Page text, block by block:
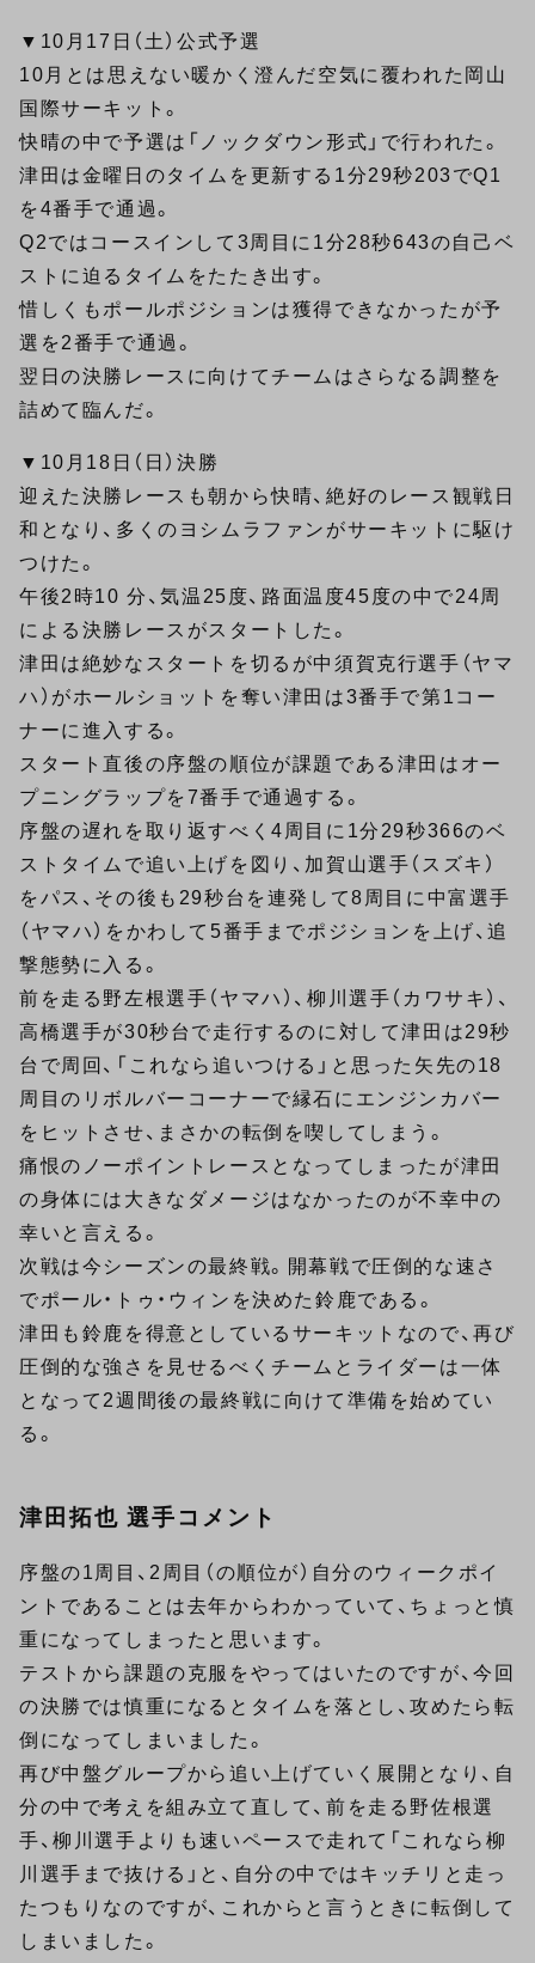
▼10月17日（土）公式予選
10月とは思えない暖かく澄んだ空気に覆われた岡山
国際サーキット。
快晴の中で予選は「ノックダウン形式」で行われた。
津田は金曜日のタイムを更新する1分29秒203でQ1
を4番手で通過。
Q2ではコースインして3周目に1分28秒643の自己ベ
ストに迫るタイムをたたき出す。
惜しくもポールポジションは獲得できなかったが予
選を2番手で通過。
翌日の決勝レースに向けてチームはさらなる調整を
詰めて臨んだ。
▼10月18日（日）決勝
迎えた決勝レースも朝から快晴、絶好のレース観戦日
和となり、多くのヨシムラファンがサーキットに駆け
つけた。
午後2時10 分、気温25度、路面温度45度の中で24周
による決勝レースがスタートした。
津田は絶妙なスタートを切るが中須賀克行選手（ヤマ
ハ）がホールショットを奪い津田は3番手で第1コー
ナーに進入する。
スタート直後の序盤の順位が課題である津田はオー
プニングラップを7番手で通過する。
序盤の遅れを取り返すべく4周目に1分29秒366のベ
ストタイムで追い上げを図り、加賀山選手（スズキ）
をパス、その後も29秒台を連発して8周目に中富選手
（ヤマハ）をかわして5番手までポジションを上げ、追
撃態勢に入る。
前を走る野左根選手（ヤマハ）、柳川選手（カワサキ）、
高橋選手が30秒台で走行するのに対して津田は29秒
台で周回、「これなら追いつける」と思った矢先の18
周目のリボルバーコーナーで縁石にエンジンカバー
をヒットさせ、まさかの転倒を喫してしまう。
痛恨のノーポイントレースとなってしまったが津田
の身体には大きなダメージはなかったのが不幸中の
幸いと言える。
次戦は今シーズンの最終戦。開幕戦で圧倒的な速さ
でポール・トゥ・ウィンを決めた鈴鹿である。
津田も鈴鹿を得意としているサーキットなので、再び
圧倒的な強さを見せるべくチームとライダーは一体
となって2週間後の最終戦に向けて準備を始めてい
る。
津田拓也 選手コメント
序盤の1周目、2周目（の順位が）自分のウィークポイ
ントであることは去年からわかっていて、ちょっと慎
重になってしまったと思います。
テストから課題の克服をやってはいたのですが、今回
の決勝では慎重になるとタイムを落とし、攻めたら転
倒になってしまいました。
再び中盤グループから追い上げていく展開となり、自
分の中で考えを組み立て直して、前を走る野佐根選
手、柳川選手よりも速いペースで走れて「これなら柳
川選手まで抜ける」と、自分の中ではキッチリと走っ
たつもりなのですが、これからと言うときに転倒して
しまいました。